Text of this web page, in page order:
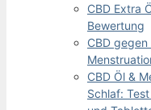
CBD Extra
Bewertung
CBD
CBD Öl &
Schlaf: